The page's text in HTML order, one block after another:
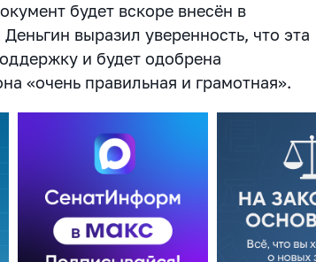
будет вскоре внесён в
выразил уверенность, что эта
и будет одобрена
«очень правильная и грамотная».